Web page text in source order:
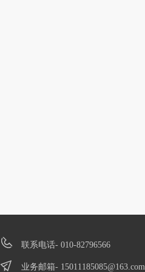
联系电话- 010-82796566
业务邮箱- 15011185085@163.com